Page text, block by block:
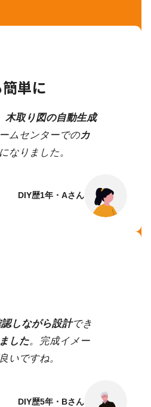
単に
木取り図の自動生成
ムセンターでのカ
なりました。
DIY歴1年・Aさん
しながら設計でき
した。完成イメー
いですね。
DIY歴5年・Bさん